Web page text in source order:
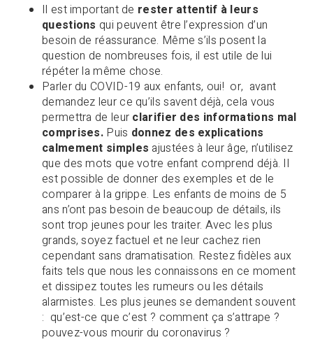
Il est important de rester attentif à leurs
questions qui peuvent être l’expression d’un
besoin de réassurance. Même s’ils posent la
question de nombreuses fois, il est utile de lui
répéter la même chose.
Parler du COVID-19 aux enfants, oui! or, avant
demandez leur ce qu’ils savent déjà, cela vous
permettra de leur clarifier des informations mal
comprises. Puis donnez des explications
calmement simples ajustées à leur âge, n’utilisez
que des mots que votre enfant comprend déjà. Il
est possible de donner des exemples et de le
comparer à la grippe. Les enfants de moins de 5
ans n’ont pas besoin de beaucoup de détails, ils
sont trop jeunes pour les traiter. Avec les plus
grands, soyez factuel et ne leur cachez rien
cependant sans dramatisation. Restez fidèles aux
faits tels que nous les connaissons en ce moment
et dissipez toutes les rumeurs ou les détails
alarmistes. Les plus jeunes se demandent souvent
: qu’est-ce que c’est ? comment ça s’attrape ?
pouvez-vous mourir du coronavirus ?